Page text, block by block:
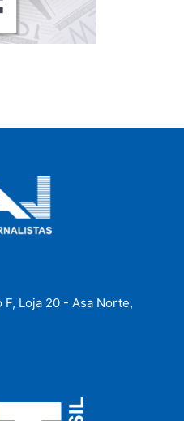
F, Loja 20 - Asa Norte,